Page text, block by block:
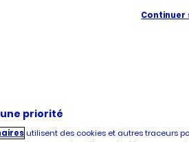
priorité
utilisent des cookies et autres traceurs
Continuer